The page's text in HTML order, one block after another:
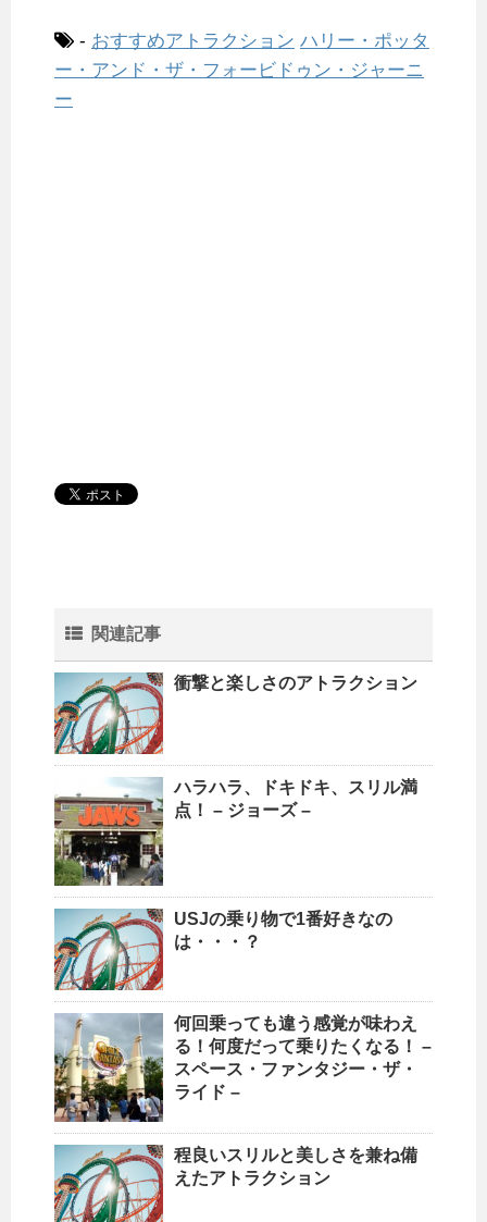
- おすすめアトラクション ハリー・ポッタ
ー・アンド・ザ・フォービドゥン・ジャーニ
ー
関連記事
衝撃と楽しさのアトラクション
ハラハラ、ドキドキ、スリル満
点！ – ジョーズ –
USJの乗り物で1番好きなの
は・・・？
何回乗っても違う感覚が味わえ
る！何度だって乗りたくなる！ –
スペース・ファンタジー・ザ・
ライド –
程良いスリルと美しさを兼ね備
えたアトラクション